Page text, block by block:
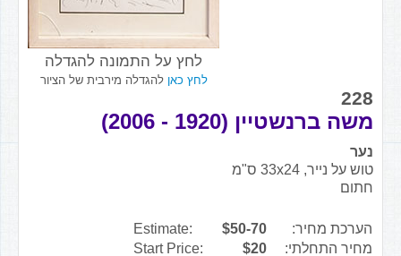
לחץ על התמונה להגדלה
לחץ כאן להגדלה מירבית של הציור
228
משה ברנשטיין (1920 - 2006)
נער
טוש על נייר, 33x24 ס"מ
חתום
הערכת מחיר: $50-70
Estimate:
מחיר התחלתי:
$20
Start Price: